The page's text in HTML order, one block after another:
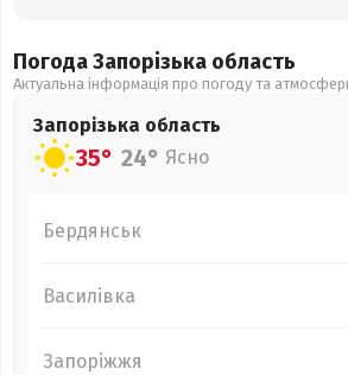
Погода Запорізька область
Актуальна інформація про погоду та
Запорізька область
35° 24° Ясно
Бердянськ
Василівка
Запоріжжя